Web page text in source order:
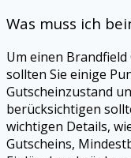
Was muss ich
Um einen
sollten Sie einige
Gutscheinzustand
berücksichtigen
wichtigen Details,
Gutscheins,